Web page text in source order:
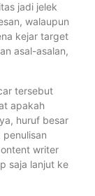
jadi jelek
walaupun
kejar target
asal-asalan,
tersebut
apakah
huruf besar
writer
saja lanjut ke